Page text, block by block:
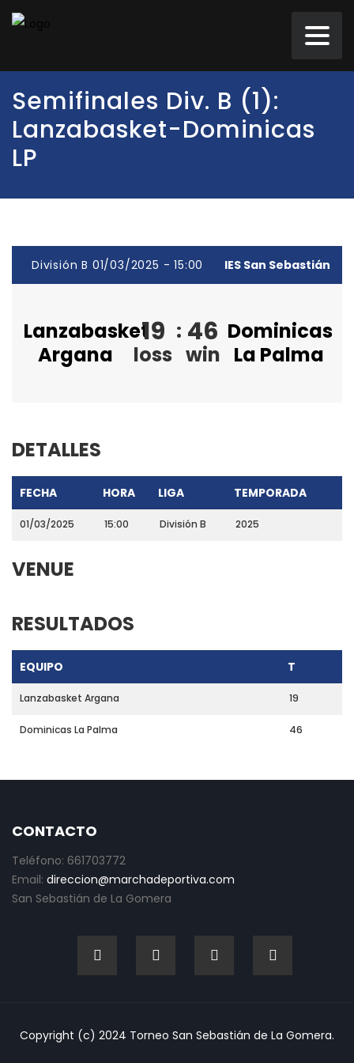
Semifinales Div. B (1):
Lanzabasket-Dominicas
LP
División B 01/03/2025 - 15:00 IES San Sebastián
Lanzabasket
Argana
19
loss
: 46
win
Dominicas
La Palma
DETALLES
FECHA HORA LIGA TEMPORADA
01/03/2025 15:00 División B 2025
VENUE
RESULTADOS
EQUIPO T
Lanzabasket Argana 19
Dominicas La Palma 46
CONTACTO
Teléfono: 661703772
Email: direccion@marchadeportiva.com
San Sebastián de La Gomera
Copyright (c) 2024 Torneo San Sebastián de La Gomera.